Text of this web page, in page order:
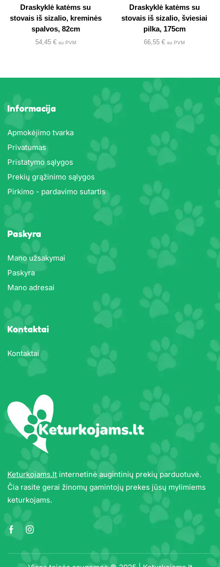
Draskyklė katėms su
stovais iš sizalio, kreminės
spalvos, 82cm
54,45 € su PVM
Draskyklė katėms su
stovais iš sizalio, šviesiai
pilka, 175cm
66,55€ su PVM
Informacija
Apmokėjimo tvarka
Privatumas
Pristatymo sąlygos
Prekių grąžinimo sąlygos
Pirkimo - pardavimo sutartis
Paskyra
Mano užsakymai
Paskyra
Mano adresai
Kontaktai
Kontaktai
Keturkojams.lt internetinė augintinių prekių parduotuvė.
Čia rasite gerai žinomų gamintojų prekes jūsų mylimiems
keturkojams.